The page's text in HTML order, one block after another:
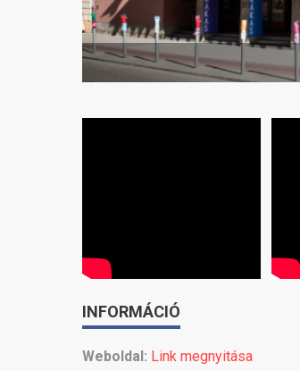
INFORMÁCIÓ
Weboldal: Link megnyitása